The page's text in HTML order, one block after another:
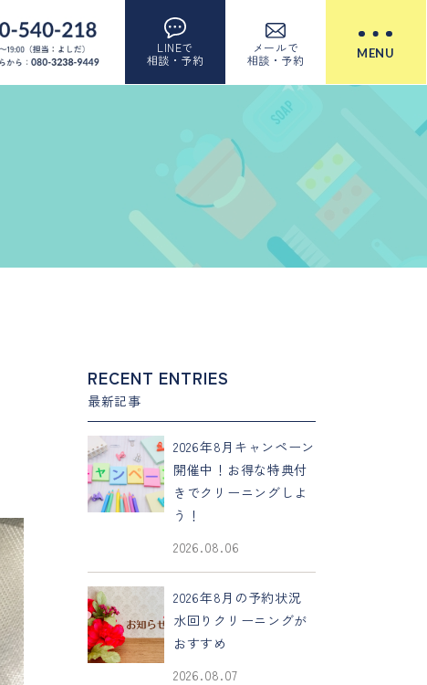
LINEで
相談・予約
メールで
相談・予約
MENU
RECENT ENTRIES
最新記事
2026年8月キャンペーン
開催中！お得な特典付
きでクリーニングしよ
う！
2026.08.06
2026年8月の予約状況
水回りクリーニングが
おすすめ
2026.08.07